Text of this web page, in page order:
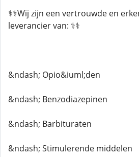
⚕️⚕️Wij zijn een vertrouwde en
leverancier van: ⚕️⚕️
&ndash; Opio&iuml;den
&ndash; Benzodiazepinen
&ndash; Barbituraten
&ndash; Stimulerende middelen